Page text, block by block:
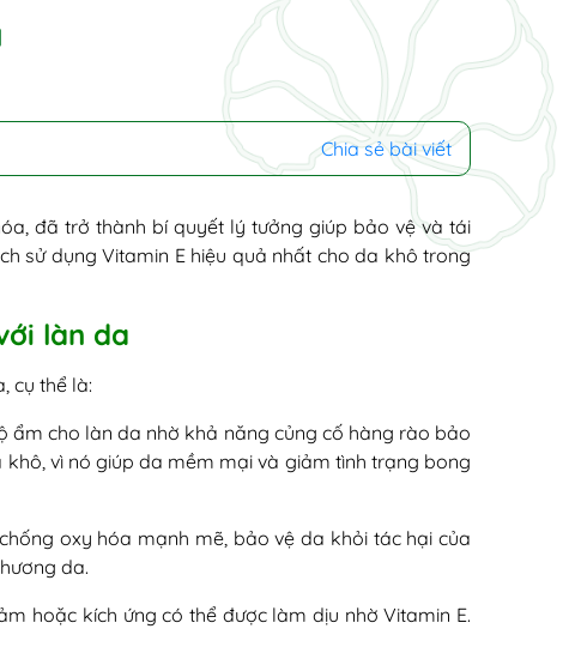
Chia sẻ bài viết
đã trở thành bí quyết lý tưởng giúp bảo vệ và tái
sử dụng Vitamin E hiệu quả nhất cho da khô trong
làn da
cụ thể là:
ẩm cho làn da nhờ khả năng củng cố hàng rào bảo
vì nó giúp da mềm mại và giảm tình trạng bong
oxy hóa mạnh mẽ, bảo vệ da khỏi tác hại của
da.
hoặc kích ứng có thể được làm dịu nhờ Vitamin E.